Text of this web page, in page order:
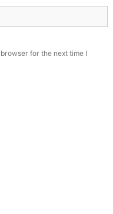
for the next time I